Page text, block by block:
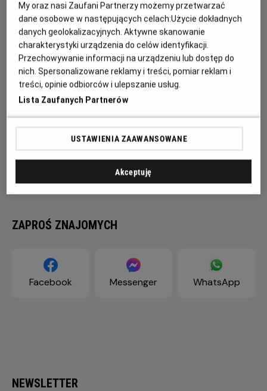
cel rytuału jest zupełnie inny – Lily ma zostać złożona w
ofierze, a jej koleżanki pragną za jej pomocą przywołać
uśpionego demona.
ZAPROŚ ZNAJOMYCH
Facebook Messenger WhatsApp
NEWSLETTER
My oraz nasi Zaufani Partnerzy możemy przetwarzać
dane osobowe w następujących celach:Użycie dokładnych
danych geolokalizacyjnych. Aktywne skanowanie
charakterystyki urządzenia do celów identyfikacji.
Przechowywanie informacji na urządzeniu lub dostęp do
nich. Spersonalizowane reklamy i treści, pomiar reklam i
treści, opinie odbiorców i ulepszanie usług.
Lista Zaufanych Partnerów
USTAWIENIA ZAAWANSOWANE
Akceptuję